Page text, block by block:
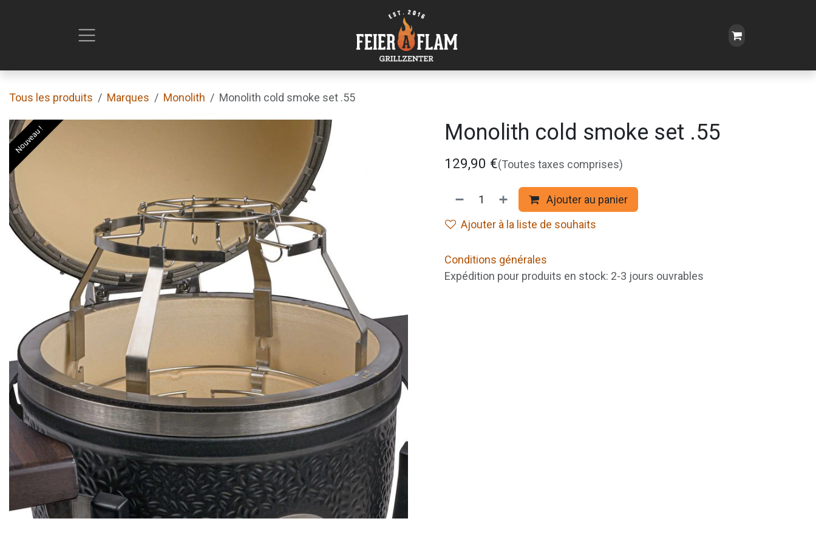
Tous les produits Marques Monolith Monolith cold smoke set .55
Nouveau ! Monolith cold smoke set .55
129,90 €(Toutes taxes comprises)
Ajouter au panier
Ajouter à la liste de souhaits
Conditions générales
Expédition pour produits en stock: 2-3 jours ouvrables